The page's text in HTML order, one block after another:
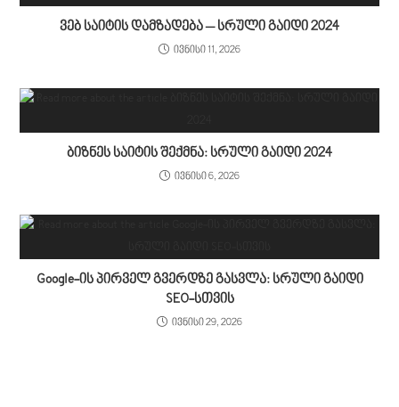
ვებ საიტის დამზადება – სრული გაიდი 2024
ივნისი 11, 2026
ბიზნეს საიტის შექმნა: სრული გაიდი 2024
ივნისი 6, 2026
Google-ის პირველ გვერდზე გასვლა: სრული გაიდი
SEO-სთვის
ივნისი 29, 2026